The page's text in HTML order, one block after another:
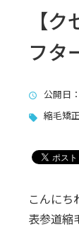
【
フタ
公開日
縮毛矯
こんにち
表参道縮